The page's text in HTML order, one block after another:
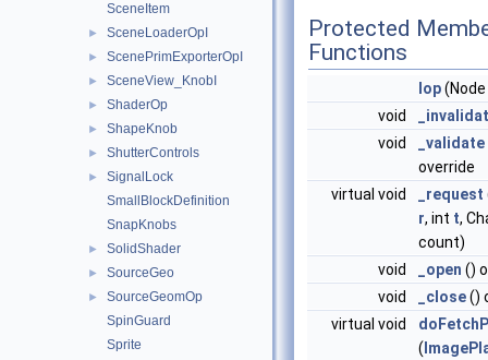
SceneItem
► SceneLoaderOpI
► ScenePrimExporterOpI
► SceneView_KnobI
► ShaderOp
► ShapeKnob
► ShutterControls
►
SignalLock
SmallBlockDefinition
SnapKnobs
► SolidShader
► SourceGeo
►
SourceGeomOp
SpinGuard
Sprite
Protected
Functions
Iop
void
void
_validate
override
virtual void
_request
r, int t,
count)
void
_open ()
void
_close()
virtual void
(